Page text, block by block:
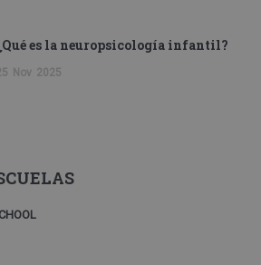
es la neuropsicología infantil?
Nov 2025